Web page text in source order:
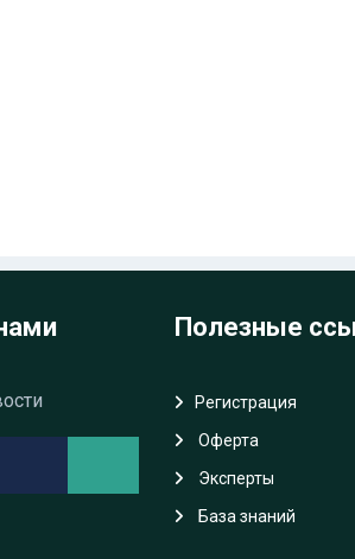
Полезные
Регистрация
Oферта
Эксперты
База знаний